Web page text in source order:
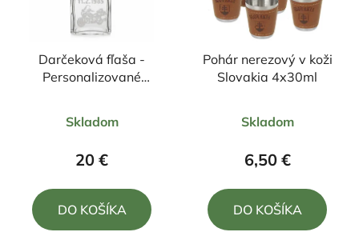
Darčeková fľaša -
Personalizované
hodnotenie
produktu
5,0
z
Skladom
20 €
DO KOŠÍKA
Pohár nerezový v koži
Slovakia 4x30ml
hodnotenie
produktu
5,0
z
Skladom
6,50 €
DO KOŠÍKA